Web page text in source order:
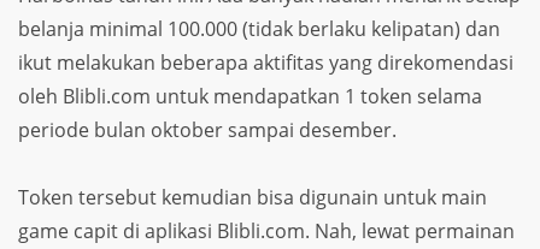
belanja minimal 100.000 (tidak berlaku kelipatan) dan
ikut melakukan beberapa aktifitas yang direkomendasi
oleh Blibli.com untuk mendapatkan 1 token selama
periode bulan oktober sampai desember.
Token tersebut kemudian bisa digunain untuk main
game capit di aplikasi Blibli.com. Nah, lewat permainan